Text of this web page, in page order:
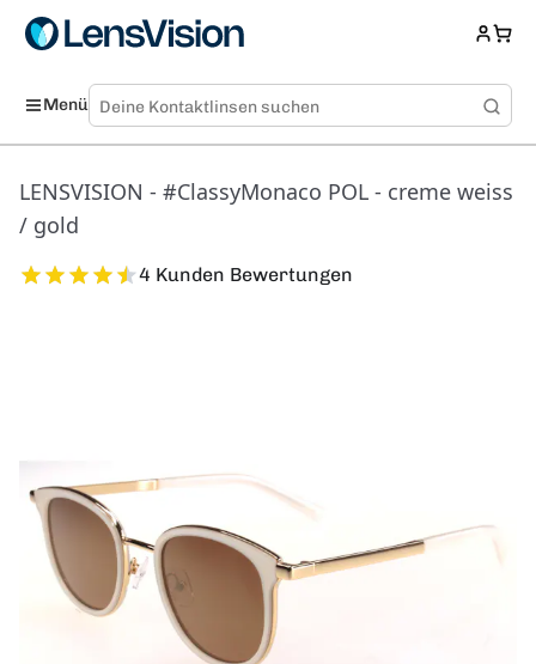
Menü
LENSVISION - #ClassyMonaco POL - creme weiss
/ gold
4 Kunden Bewertungen